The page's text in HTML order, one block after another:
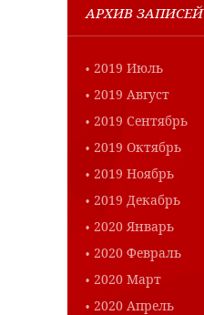
АРХИВ ЗАПИСЕЙ
2019 Июль
2019 Август
2019 Сентябрь
2019 Октябрь
2019 Ноябрь
2019 Декабрь
2020 Январь
2020 Февраль
2020 Март
2020 Апрель